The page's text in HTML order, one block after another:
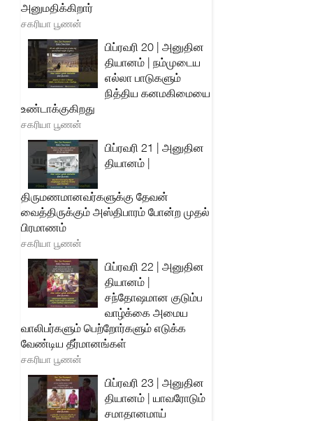
அனுமதிக்கிறார்
சகரியா பூணன்
பிப்ரவரி 20 | அனுதின
தியானம் | நம்முடைய
எல்லா பாடுகளும்
நித்திய கனமகிமையை
உண்டாக்குகிறது
சகரியா பூணன்
பிப்ரவரி 21 | அனுதின
தியானம் |
திருமணமானவர்களுக்கு தேவன்
வைத்திருக்கும் அஸ்திபாரம் போன்ற முதல்
பிரமாணம்
சகரியா பூணன்
பிப்ரவரி 22 | அனுதின
தியானம் |
சந்தோஷமான குடும்ப
வாழ்க்கை அமைய
வாலிபர்களும் பெற்றோர்களும் எடுக்க
வேண்டிய தீர்மானங்கள்
சகரியா பூணன்
பிப்ரவரி 23 | அனுதின
தியானம் | யாவரோடும்
சமாதானமாய்